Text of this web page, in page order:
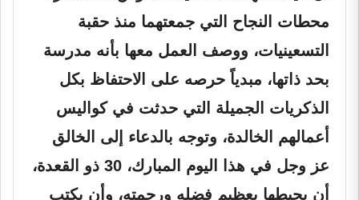
محطات النجاح التي جمعتهما منذ حقبة
التسعينيات، ووصف العمل معها بأنه مدرسة
بحد ذاتها، مبدياً حرصه على الاحتفاظ بكل
الذكريات الجميلة التي حدثت في كواليس
أعمالهم الخالدة، وتوجه بالدعاء إلى الخالق
عز وجل في هذا اليوم المبارك، 30 ذو القعدة،
أن يحيطها بعظيم فضله ورحمته، وأن يكتب